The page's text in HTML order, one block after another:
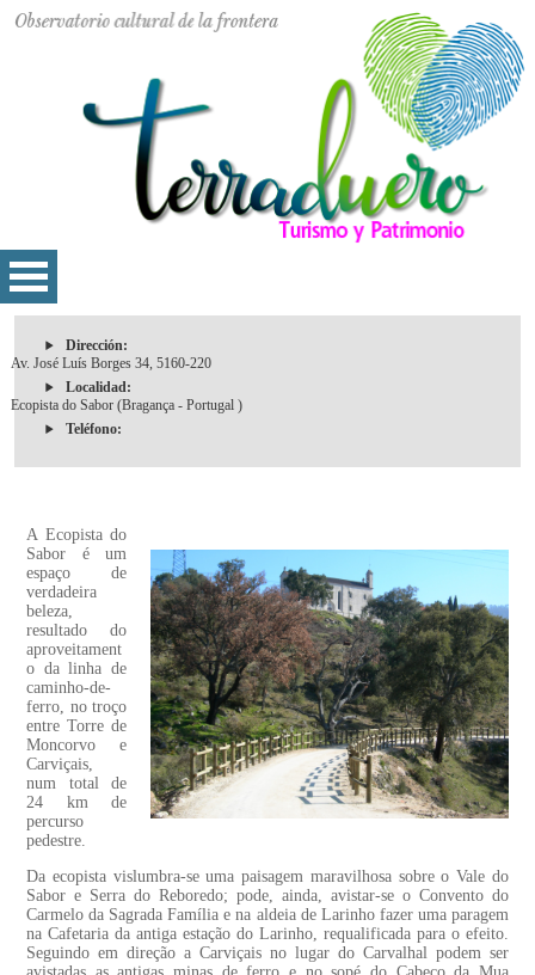
Dirección:
Av. José Luís Borges 34, 5160-220
Localidad:
Ecopista do Sabor (Bragança - Portugal )
Teléfono:
A Ecopista do
Sabor é um
espaço de
verdadeira
beleza,
resultado do
aproveitament
o da linha de
caminho-de-
ferro, no troço
entre Torre de
Moncorvo e
Carviçais,
num total de
24 km de
percurso
pedestre.
Da ecopista vislumbra-se uma paisagem maravilhosa sobre o Vale do
Sabor e Serra do Reboredo; pode, ainda, avistar-se o Convento do
Carmelo da Sagrada Família e na aldeia de Larinho fazer uma paragem
na Cafetaria da antiga estação do Larinho, requalificada para o efeito.
Seguindo em direção a Carviçais no lugar do Carvalhal podem ser